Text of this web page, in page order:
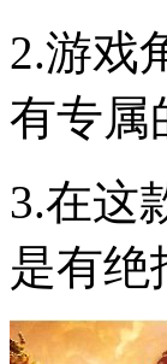
2.游戏
有专属
3.在这
是有绝